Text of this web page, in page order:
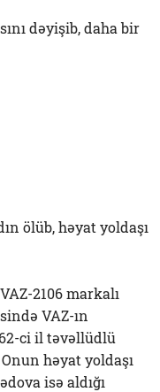
dəyişib, daha bir
ölüb, həyat yoldaşı
2106 markalı
VAZ-ın
ci il təvəllüdlü
həyat yoldaşı
isə aldığı